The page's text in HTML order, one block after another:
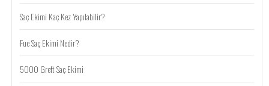
Saç Ekimi Kaç Kez Yapılabilir?
Fue Saç Ekimi Nedir?
5000 Greft Saç Ekimi